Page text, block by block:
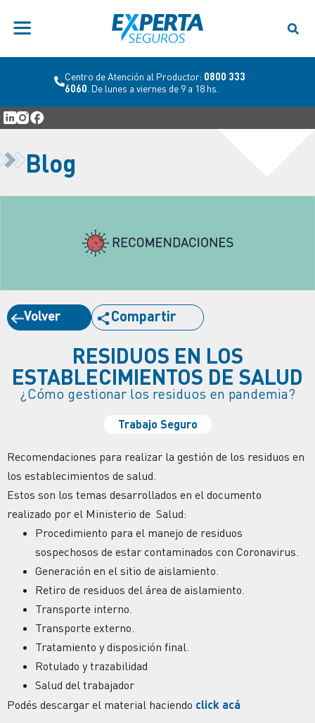
Centro de Atención al Productor: 0800 333
6060 . De lunes a viernes de 9 a 18 hs.
Blog
Volver Compartir
RESIDUOS EN LOS
ESTABLECIMIENTOS DE SALUD
¿Cómo gestionar los residuos en pandemia?
Trabajo Seguro
Recomendaciones para realizar la gestión de los residuos en
los establecimientos de salud.
Estos son los temas desarrollados en el documento
realizado por el Ministerio de Salud:
Procedimiento para el manejo de residuos
sospechosos de estar contaminados con Coronavirus.
Generación en el sitio de aislamiento.
Retiro de residuos del área de aislamiento.
Transporte interno.
Transporte externo.
Tratamiento y disposición final.
Rotulado y trazabilidad
Salud del trabajador
Podés descargar el material haciendo click acá